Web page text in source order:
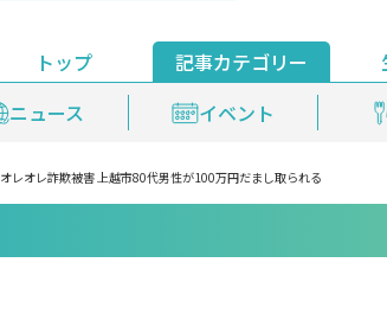
トップ
記事カテゴリー
ニュース
イベント
おくやみ情報
安全安心情報
ライブ配信
オレオレ詐欺被害 上越市80代男性が100万円だまし取られる